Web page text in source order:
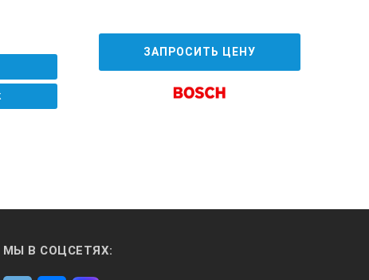
ЗАПРОСИТЬ ЦЕНУ
МЫ В СОЦСЕТЯХ: